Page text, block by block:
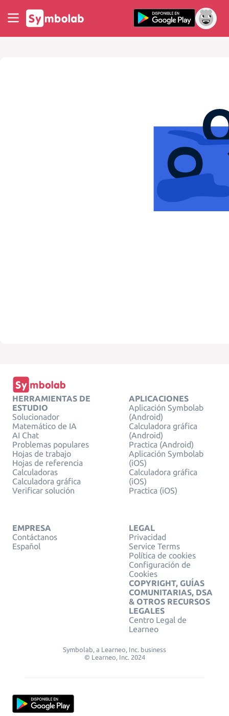
HERRAMIENTAS DE
ESTUDIO
Solucionador
Matemático de IA
AI Chat
Problemas populares
Hojas de trabajo
Hojas de referencia
Calculadoras
Calculadora gráfica
Verificar solución
APLICACIONES
Aplicación Symbolab
(Android)
Calculadora gráfica
(Android)
Practica (Android)
Aplicación Symbolab
(iOS)
Calculadora gráfica
(iOS)
Practica (iOS)
EMPRESA
Contáctanos
Español
LEGAL
Privacidad
Service Terms
Política de cookies
Configuración de
Cookies
COPYRIGHT, GUÍAS
COMUNITARIAS, DSA
& OTROS RECURSOS
LEGALES
Centro Legal de
Learneo
Symbolab, a Learneo, Inc. business
© Learneo, Inc. 2024